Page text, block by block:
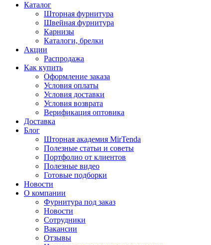
Каталог
Шторная фурнитура
Швейная фурнитура
Карнизы
Каталоги, брелки
Акции
Распродажа
Как купить
Оформление заказа
Условия оплаты
Условия доставки
Условия возврата
Верификация оптовика
Доставка
Блог
Шторная академия MirTenda
Полезные статьи и советы
Портфолио от клиентов
Полезные видео
Готовые подборки
Новости
О компании
Фурнитура под заказ
Новости
Сотрудники
Вакансии
Отзывы